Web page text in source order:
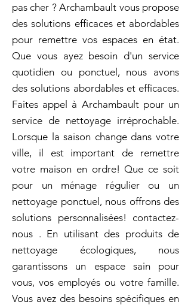
pas cher ? Archambault vous propose
des solutions efficaces et abordables
pour remettre vos espaces en état.
Que vous ayez besoin d'un service
quotidien ou ponctuel, nous avons
des solutions abordables et efficaces.
Faites appel à Archambault pour un
service de nettoyage irréprochable.
Lorsque la saison change dans votre
ville, il est important de remettre
votre maison en ordre! Que ce soit
pour un ménage régulier ou un
nettoyage ponctuel, nous offrons des
solutions personnalisées! contactez-
nous . En utilisant des produits de
nettoyage écologiques, nous
garantissons un espace sain pour
vous, vos employés ou votre famille.
Vous avez des besoins spécifiques en